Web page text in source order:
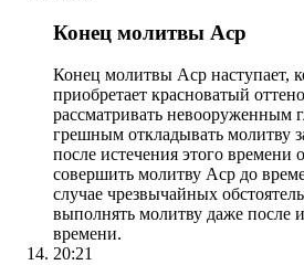
Конец молитвы Аср
Конец молитвы Аср наступает,
приобретает красноватый
рассматривать невооруженным
грешным откладывать молитву
после истечения этого времени
совершить молитву Аср до
случае чрезвычайных
выполнять молитву даже после
времени.
20:21